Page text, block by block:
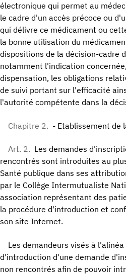
électronique qui permet au
le cadre d'un accès précoce ou
qui délivre ce médicament ou
la bonne utilisation du
dispositions de la décision-cadre
notamment l'indication
dispensation, les obligations
de suivi portant sur l'efficacité
l'autorité compétente dans la
Chapitre 2. - Etablissement de
Art. 2. Les demandes
rencontrés sont introduites au
Santé publique dans ses
par le Collège Intermutualiste
association représentant des
la procédure d'introduction et
son site Internet.
Les demandeurs visés à
d'introduction d'une demande
non rencontrés afin de pouvoir